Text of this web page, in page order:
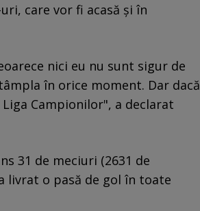
care vor fi acasă și în
nici eu nu sunt sigur de
în orice moment. Dar dacă
Campionilor", a declarat
31 de meciuri (2631 de
livrat o pasă de gol în toate